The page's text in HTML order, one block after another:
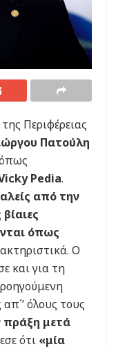
Περιφέρειας
Πατούλη
Pedia.
από την
όπως
Ο
και για τη
όλους τους
πράξη μετά
ότι «μία